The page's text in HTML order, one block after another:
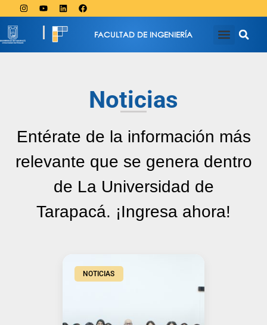
FACULTAD DE INGENIERÍA
Noticias
Entérate de la información más
relevante que se genera dentro
de La Universidad de
Tarapacá. ¡Ingresa ahora!
NOTICIAS